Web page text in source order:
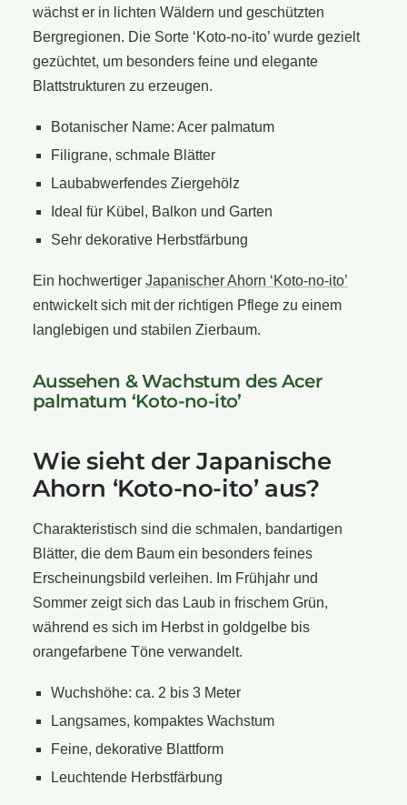
wächst er in lichten Wäldern und geschützten
Bergregionen. Die Sorte ‘Koto-no-ito’ wurde gezielt
gezüchtet, um besonders feine und elegante
Blattstrukturen zu erzeugen.
Botanischer Name: Acer palmatum
Filigrane, schmale Blätter
Laubabwerfendes Ziergehölz
Ideal für Kübel, Balkon und Garten
Sehr dekorative Herbstfärbung
Ein hochwertiger Japanischer Ahorn ‘Koto-no-ito’
entwickelt sich mit der richtigen Pflege zu einem
langlebigen und stabilen Zierbaum.
Aussehen & Wachstum des Acer
palmatum ‘Koto-no-ito’
Wie sieht der Japanische
Ahorn ‘Koto-no-ito’ aus?
Charakteristisch sind die schmalen, bandartigen
Blätter, die dem Baum ein besonders feines
Erscheinungsbild verleihen. Im Frühjahr und
Sommer zeigt sich das Laub in frischem Grün,
während es sich im Herbst in goldgelbe bis
orangefarbene Töne verwandelt.
Wuchshöhe: ca. 2 bis 3 Meter
Langsames, kompaktes Wachstum
Feine, dekorative Blattform
Leuchtende Herbstfärbung